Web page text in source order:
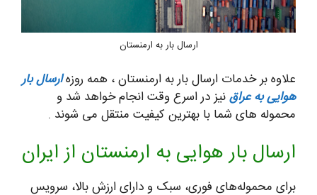
ارسال بار به ارمنستان
علاوه بر خدمات ارسال بار به ارمنستان ، همه روزهارسال بار
هوایی به عراقنیز در اسرع وقت انجام خواهد شد و
محموله های شما با بهترین کیفیت منتقل می شوند .
ارسال بار هوایی به ارمنستان از ایران
برای محموله‌های فوری، سبک و دارای ارزش بالا، سرویس